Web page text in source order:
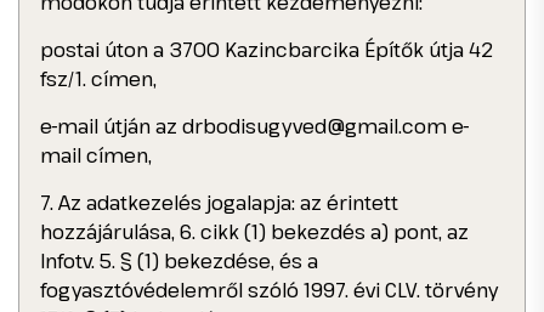
postai úton a 3700 Kazincbarcika Építők útja 42
fsz/1. címen,
e-mail útján az drbodisugyved@gmail.com e-
mail címen,
7. Az adatkezelés jogalapja: az érintett
hozzájárulása, 6. cikk (1) bekezdés a) pont, az
Infotv. 5. § (1) bekezdése, és a
fogyasztóvédelemről szóló 1997. évi CLV. törvény